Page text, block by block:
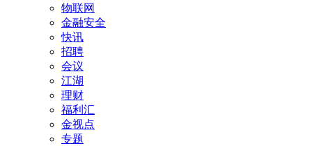
物联网
金融安全
快讯
招聘
会议
江湖
理财
福利汇
金视点
专题